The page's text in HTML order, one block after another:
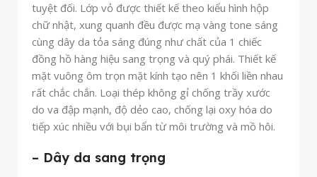
tuyệt đối. Lớp vỏ được thiết kế theo kiểu hình hộp
chữ nhật, xung quanh đều được mạ vàng tone sáng
cùng dây da tỏa sáng đúng như chất của 1 chiếc
đồng hồ hàng hiệu sang trọng và quý phái. Thiết kế
mặt vuông ôm trọn mặt kính tạo nên 1 khối liền nhau
rất chắc chắn. Loại thép không gỉ chống trầy xước
do va đập mạnh, độ dẻo cao, chống lại oxy hóa do
tiếp xúc nhiều với bụi bẩn từ môi trường và mồ hôi.
– Dây da sang trọng